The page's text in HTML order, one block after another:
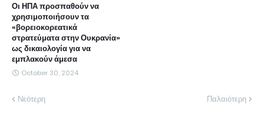
Οι ΗΠΑ προσπαθούν να
χρησιμοποιήσουν τα
«βορειοκορεατικά
στρατεύματα στην Ουκρανία»
ως δικαιολογία για να
εμπλακούν άμεσα
October 30, 2024
Νεότερη Παλαιότερη